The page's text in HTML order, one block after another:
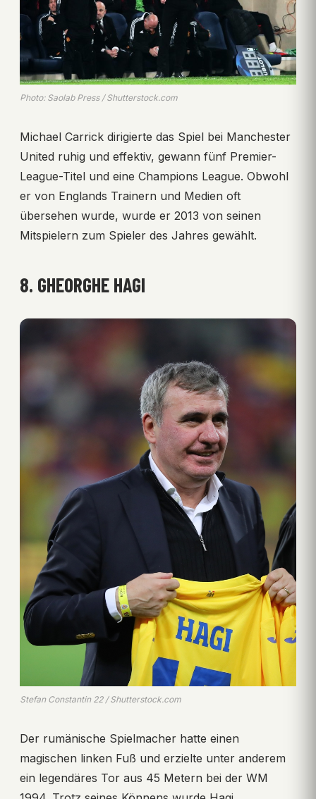
Photo: Saolab Press / Shutterstock.com
Michael Carrick dirigierte das Spiel bei Manchester
United ruhig und effektiv, gewann fünf Premier-
League-Titel und eine Champions League. Obwohl
er von Englands Trainern und Medien oft
übersehen wurde, wurde er 2013 von seinen
Mitspielern zum Spieler des Jahres gewählt.
8. GHEORGHE HAGI
Stefan Constantin 22 / Shutterstock.com
Der rumänische Spielmacher hatte einen
magischen linken Fuß und erzielte unter anderem
ein legendäres Tor aus 45 Metern bei der WM